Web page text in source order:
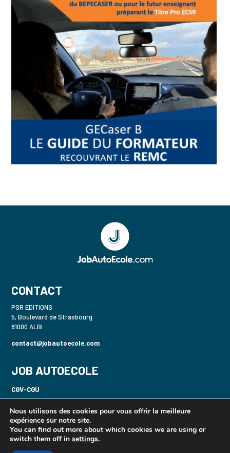
CONTACT
PSR EDITIONS
5, Boulevard de Strasbourg
81000 ALBI
contact@jobautoecole.com
JOB AUTOECOLE
CGV-CGU
Mentions légales
Gecaser B / 2 Roues
Nous utilisons des cookies pour vous offrir la meilleure
expérience sur notre site.
You can find out more about which cookies we are using or
switch them off in settings.